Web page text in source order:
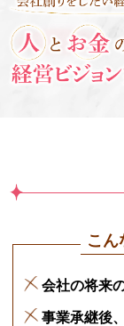
こん
会社の将来
事業承継後